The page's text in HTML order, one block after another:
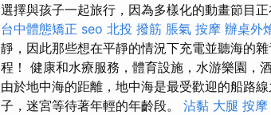
選擇與孩子一起旅行，因為多樣化的動畫節目
台中體態矯正 seo 北投 撥筋 脹氣 按摩 辦桌外
靜，因此那些想在平靜的情況下充電並聽海的
程！ 健康和水療服務，體育設施，水游樂園，
由於地中海的距離，地中海是最受歡迎的船路
子，迷宮等待著年輕的年齡段。 沾黏 大腿 按摩